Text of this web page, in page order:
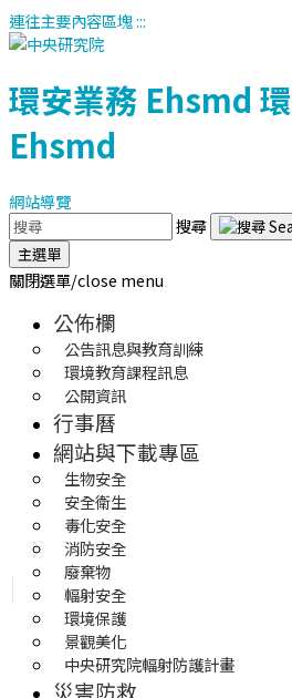
連往主要內容區塊:::
環安業務 Ehsmd
Ehsmd
網站導覽
搜尋
主選單
關閉選單/close menu
公佈欄
公告訊息與教育訓練
環境教育課程訊息
公開資訊
行事曆
網站與下載專區
生物安全
安全衛生
毒化安全
消防安全
廢棄物
輻射安全
環境保護
景觀美化
中央研究院輻射防護計畫
災害防救